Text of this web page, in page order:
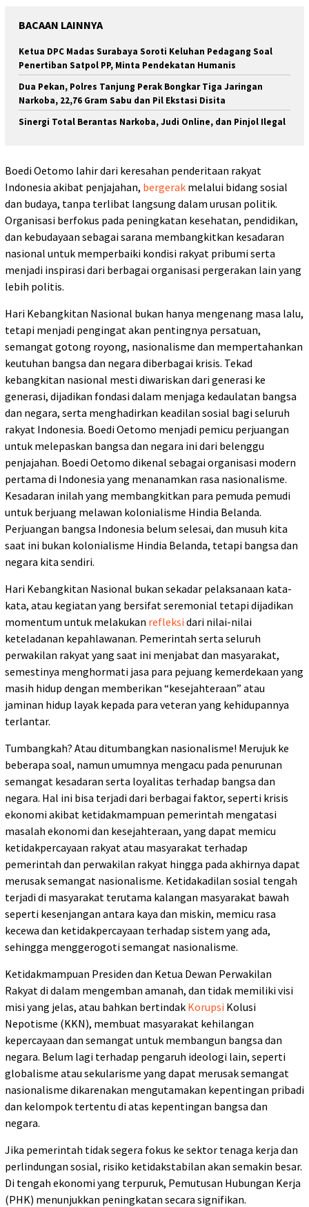
BACAAN LAINNYA
Ketua DPC Madas Surabaya Soroti Keluhan Pedagang Soal
Penertiban Satpol PP, Minta Pendekatan Humanis
Dua Pekan, Polres Tanjung Perak Bongkar Tiga Jaringan
Narkoba, 22,76 Gram Sabu dan Pil Ekstasi Disita
Sinergi Total Berantas Narkoba, Judi Online, dan Pinjol Ilegal
Boedi Oetomo lahir dari keresahan penderitaan rakyat
Indonesia akibat penjajahan, bergerak melalui bidang sosial
dan budaya, tanpa terlibat langsung dalam urusan politik.
Organisasi berfokus pada peningkatan kesehatan, pendidikan,
dan kebudayaan sebagai sarana membangkitkan kesadaran
nasional untuk memperbaiki kondisi rakyat pribumi serta
menjadi inspirasi dari berbagai organisasi pergerakan lain yang
lebih politis.
Hari Kebangkitan Nasional bukan hanya mengenang masa lalu,
tetapi menjadi pengingat akan pentingnya persatuan,
semangat gotong royong, nasionalisme dan mempertahankan
keutuhan bangsa dan negara diberbagai krisis. Tekad
kebangkitan nasional mesti diwariskan dari generasi ke
generasi, dijadikan fondasi dalam menjaga kedaulatan bangsa
dan negara, serta menghadirkan keadilan sosial bagi seluruh
rakyat Indonesia. Boedi Oetomo menjadi pemicu perjuangan
untuk melepaskan bangsa dan negara ini dari belenggu
penjajahan. Boedi Oetomo dikenal sebagai organisasi modern
pertama di Indonesia yang menanamkan rasa nasionalisme.
Kesadaran inilah yang membangkitkan para pemuda pemudi
untuk berjuang melawan kolonialisme Hindia Belanda.
Perjuangan bangsa Indonesia belum selesai, dan musuh kita
saat ini bukan kolonialisme Hindia Belanda, tetapi bangsa dan
negara kita sendiri.
Hari Kebangkitan Nasional bukan sekadar pelaksanaan kata-
kata, atau kegiatan yang bersifat seremonial tetapi dijadikan
momentum untuk melakukan refleksi dari nilai-nilai
keteladanan kepahlawanan. Pemerintah serta seluruh
perwakilan rakyat yang saat ini menjabat dan masyarakat,
semestinya menghormati jasa para pejuang kemerdekaan yang
masih hidup dengan memberikan “kesejahteraan” atau
jaminan hidup layak kepada para veteran yang kehidupannya
terlantar.
Tumbangkah? Atau ditumbangkan nasionalisme! Merujuk ke
beberapa soal, namun umumnya mengacu pada penurunan
semangat kesadaran serta loyalitas terhadap bangsa dan
negara. Hal ini bisa terjadi dari berbagai faktor, seperti krisis
ekonomi akibat ketidakmampuan pemerintah mengatasi
masalah ekonomi dan kesejahteraan, yang dapat memicu
ketidakpercayaan rakyat atau masyarakat terhadap
pemerintah dan perwakilan rakyat hingga pada akhirnya dapat
merusak semangat nasionalisme. Ketidakadilan sosial tengah
terjadi di masyarakat terutama kalangan masyarakat bawah
seperti kesenjangan antara kaya dan miskin, memicu rasa
kecewa dan ketidakpercayaan terhadap sistem yang ada,
sehingga menggerogoti semangat nasionalisme.
Ketidakmampuan Presiden dan Ketua Dewan Perwakilan
Rakyat di dalam mengemban amanah, dan tidak memiliki visi
misi yang jelas, atau bahkan bertindak Korupsi Kolusi
Nepotisme (KKN), membuat masyarakat kehilangan
kepercayaan dan semangat untuk membangun bangsa dan
negara. Belum lagi terhadap pengaruh ideologi lain, seperti
globalisme atau sekularisme yang dapat merusak semangat
nasionalisme dikarenakan mengutamakan kepentingan pribadi
dan kelompok tertentu di atas kepentingan bangsa dan
negara.
Jika pemerintah tidak segera fokus ke sektor tenaga kerja dan
perlindungan sosial, risiko ketidakstabilan akan semakin besar.
Di tengah ekonomi yang terpuruk, Pemutusan Hubungan Kerja
(PHK) menunjukkan peningkatan secara signifikan.